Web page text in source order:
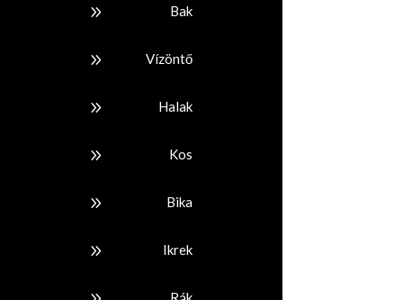
9 Bak
9 Vízöntő
9 Halak
9 Kos
9 Bika
9 Ikrek